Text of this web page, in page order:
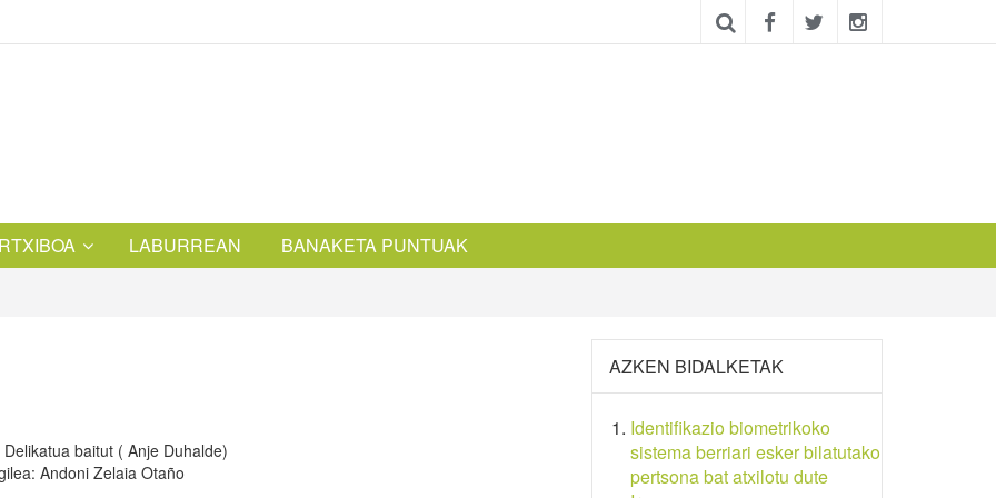
LABURREAN BANAKETA PUNTUAK
Delikatua baitut ( Anje Duhalde)
Andoni Zelaia Otaño
AZKEN BIDALKETAK
Identifikazio biometrikoko
sistema berriari esker bilatutako
pertsona bat atxilotu dute